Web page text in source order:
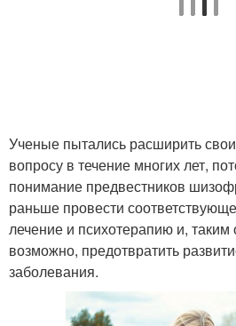
Ученые пытались расширить
вопросу в течение многих лет,
понимание предвестников
раньше провести
лечение и психотерапию и, таким
возможно, предотвратить
заболевания.